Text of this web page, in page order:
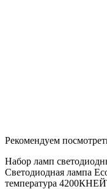
Рекомендуем
Набор ламп
Светодиодная лампа
температура